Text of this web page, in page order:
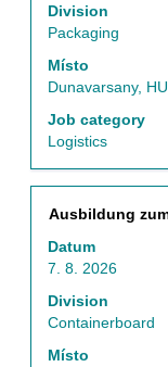
Division
Packaging
Místo
Dunavarsany,
Job category
Logistics
informací
o
Titul
Ausbildung
Datum
7. 8. 2026
Division
Containerboard
Místo
Vyberte
zobrazení
veškerých
informací
o